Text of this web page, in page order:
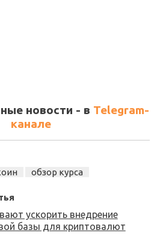
новости - в Telegram-
канале
обзор курса
ускорить внедрение
базы для криптовалют